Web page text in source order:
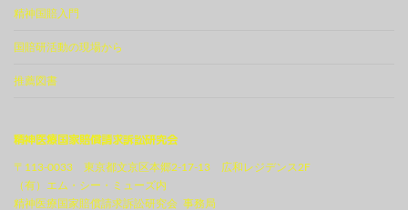
精神国賠入門
国賠研活動の現場から
推薦図書
精神医療国家賠償請求訴訟研究会
〒113-0033 東京都文京区本郷2-17-13 広和レジデンス2F
（有）エム・シー・ミューズ内
精神医療国家賠償請求訴訟研究会 事務局